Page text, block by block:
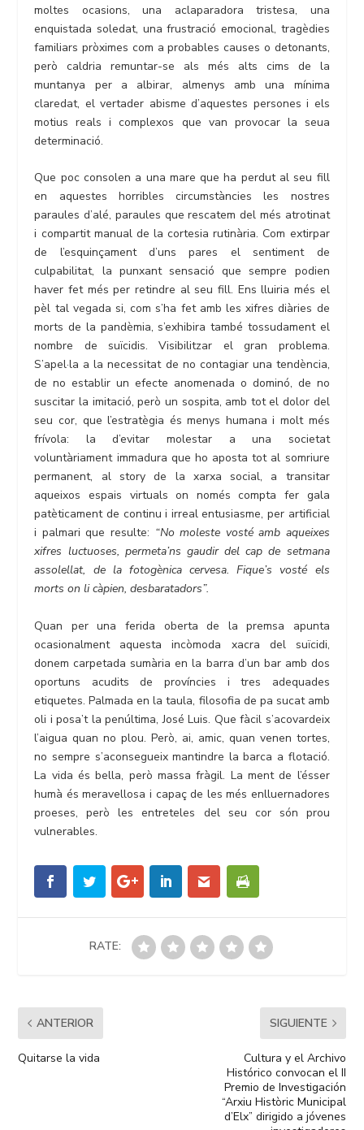
moltes ocasions, una aclaparadora tristesa, una
enquistada soledat, una frustració emocional, tragèdies
familiars pròximes com a probables causes o detonants,
però caldria remuntar-se als més alts cims de la
muntanya per a albirar, almenys amb una mínima
claredat, el vertader abisme d’aquestes persones i els
motius reals i complexos que van provocar la seua
determinació.
Que poc consolen a una mare que ha perdut al seu fill
en aquestes horribles circumstàncies les nostres
paraules d’alé, paraules que rescatem del més atrotinat
i compartit manual de la cortesia rutinària. Com extirpar
de l’esquinçament d’uns pares el sentiment de
culpabilitat, la punxant sensació que sempre podien
haver fet més per retindre al seu fill. Ens lluiria més el
pèl tal vegada si, com s’ha fet amb les xifres diàries de
morts de la pandèmia, s’exhibira també tossudament el
nombre de suïcidis. Visibilitzar el gran problema.
S’apel·la a la necessitat de no contagiar una tendència,
de no establir un efecte anomenada o dominó, de no
suscitar la imitació, però un sospita, amb tot el dolor del
seu cor, que l’estratègia és menys humana i molt més
frívola: la d’evitar molestar a una societat
voluntàriament immadura que ho aposta tot al somriure
permanent, al story de la xarxa social, a transitar
aqueixos espais virtuals on només compta fer gala
patèticament de continu i irreal entusiasme, per artificial
i palmari que resulte: “No moleste vosté amb aqueixes
xifres luctuoses, permeta’ns gaudir del cap de setmana
assolellat, de la fotogènica cervesa. Fique’s vosté els
morts on li càpien, desbaratadors”.
Quan per una ferida oberta de la premsa apunta
ocasionalment aquesta incòmoda xacra del suïcidi,
donem carpetada sumària en la barra d’un bar amb dos
oportuns acudits de províncies i tres adequades
etiquetes. Palmada en la taula, filosofia de pa sucat amb
oli i posa’t la penúltima, José Luis. Que fàcil s’acovardeix
l’aigua quan no plou. Però, ai, amic, quan venen tortes,
no sempre s’aconsegueix mantindre la barca a flotació.
La vida és bella, però massa fràgil. La ment de l’ésser
humà és meravellosa i capaç de les més enlluernadores
proeses, però les entreteles del seu cor són prou
vulnerables.
RATE:
ANTERIOR
Quitarse la vida
SIGUIENTE
Cultura y el Archivo
Histórico convocan el II
Premio de Investigación
“Arxiu Històric Municipal
d’Elx” dirigido a jóvenes